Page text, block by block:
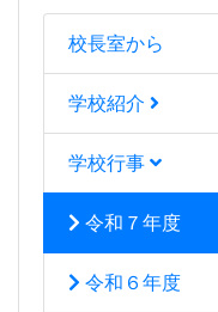
校長室から
学校紹介
学校行事
令和７年度
令和６年度